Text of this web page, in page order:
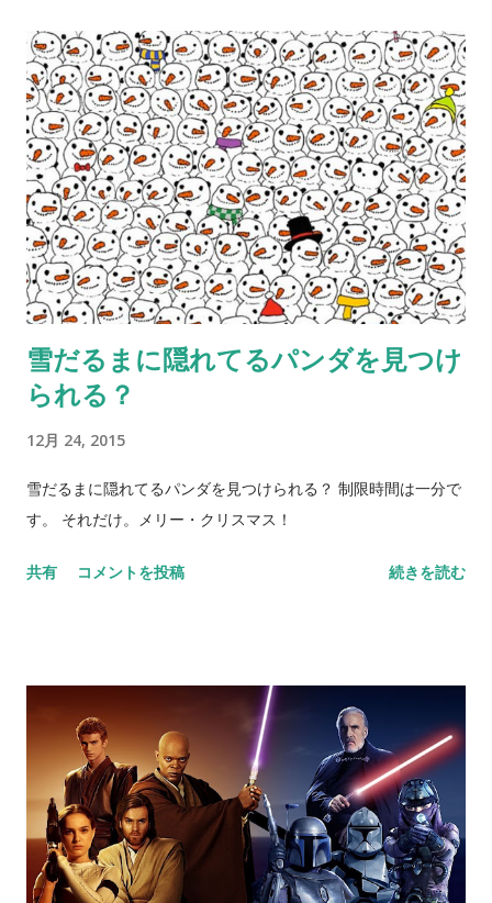
６人に１人の子どもが相対的に貧困状態にあるという。２０１
３年には子どもの貧困対策法が成立し、２０１４年に子どもの
貧困対策大綱が策定されたが、具体的な経済支援がなかったこ
ともあり、実効性は疑問視されていたという。 「相対的貧困」
とは、「所得の中央値の半分を下回っている人の割合で、つま
りその国の所得格差を表している数字」を表している（ 相対的
貧困率とは何か：6人に1人が貧困ラインを下回る日本の現状
）。 社説によると、「服装は普通で携帯電話を持っている子
が、実はカップラーメンと菓子だけ食べて過ごしているという
例はいくらでもある」とのことで、支援の難しさが指摘されて
いる。 最近は食事付きの学習支援の場が各地に広がってお
り、政府はこうした「居場所」を早期に年間約５０万人分作る
困窮状態にある子どもはなかなか居場所にやって来ないとい
う。待っているだけではだめなのだ。 とのこと。 政府広報オン
ライン でも子どもの貧困対策について取り上げられている。 民
という活動が、もっと広まるといいのにと思う。
雪だるまに隠れてるパンダを見つけ
られる？
12月 24, 2015
雪だるまに隠れてるパンダを見つけられる？ 制限時間は一分で
す。 それだけ。メリー・クリスマス！
共有 コメントを投稿 続きを読む